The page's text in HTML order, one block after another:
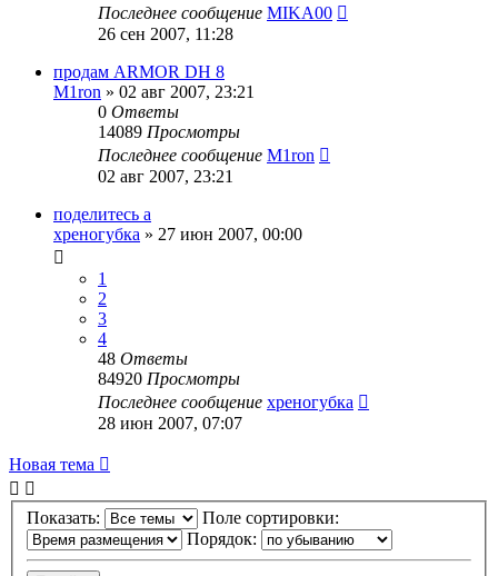
Последнее сообщение MIKA00
26 сен 2007, 11:28
продам ARMOR DH 8
M1ron » 02 авг 2007, 23:21
0 Ответы
14089 Просмотры
Последнее сообщение M1ron
02 авг 2007, 23:21
поделитесь а
хреногубка » 27 июн 2007, 00:00
1
2
3
4
48 Ответы
84920 Просмотры
Последнее сообщение хреногубка
28 июн 2007, 07:07
Новая тема
Показать:
Поле сортировки:
Порядок: